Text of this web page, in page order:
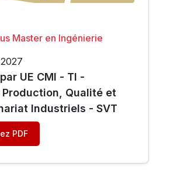
Master en Ingénierie
UE CMI - TI -
Production, Qualité et
Industriels - SVT
PDF